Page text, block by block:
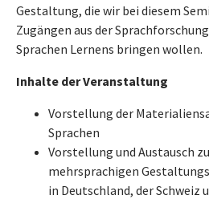
Gestaltung, die wir bei diesem
Zugängen aus der
Sprachen Lernens bringen wollen.
Inhalte der Veranstaltung
Vorstellung der
Sprachen
Vorstellung und Austausch
mehrsprachigen
in Deutschland, der Schweiz